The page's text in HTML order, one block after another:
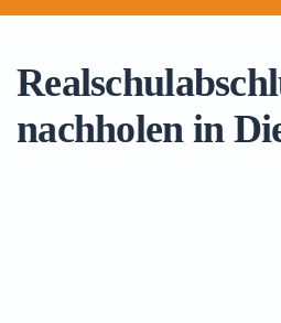
nachholen in